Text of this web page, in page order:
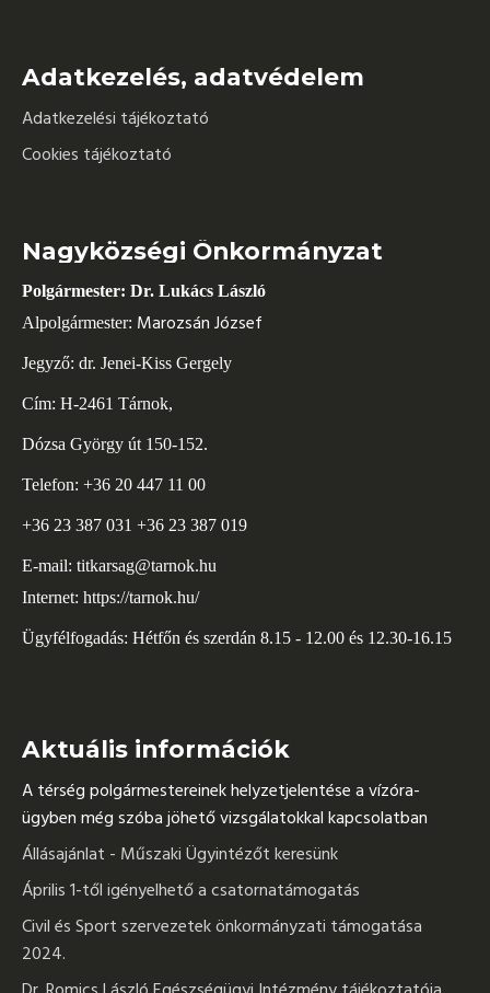
Adatkezelés, adatvédelem
Adatkezelési tájékoztató
Cookies tájékoztató
Nagyközségi Önkormányzat
Polgármester: Dr. Lukács László
Alpolgármester: Marozsán József
Jegyző: dr. Jenei-Kiss Gergely
Cím: H-2461 Tárnok,
Dózsa György út 150-152.
Telefon: +36 20 447 11 00
+36 23 387 031 +36 23 387 019
E-mail: titkarsag@tarnok.hu
Internet: https://tarnok.hu/
Ügyfélfogadás: Hétfőn és szerdán 8.15 - 12.00 és 12.30-16.15
Aktuális információk
A térség polgármestereinek helyzetjelentése a vízóra-
ügyben még szóba jöhető vizsgálatokkal kapcsolatban
Állásajánlat - Műszaki Ügyintézőt keresünk
Április 1-től igényelhető a csatornatámogatás
Civil és Sport szervezetek önkormányzati támogatása
2024.